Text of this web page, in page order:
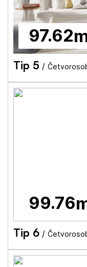
97.62
Tip 5 /
99.76
Tip 6 /